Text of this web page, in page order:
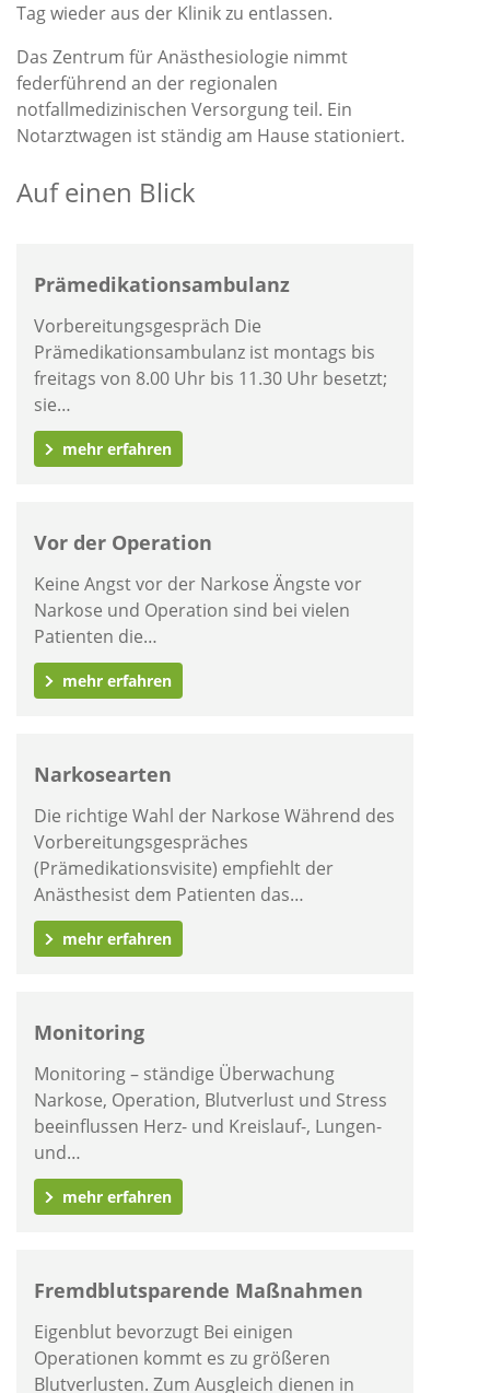
Tag wieder aus der Klinik zu entlassen.
Das Zentrum für Anästhesiologie nimmt
federführend an der regionalen
notfallmedizinischen Versorgung teil. Ein
Notarztwagen ist ständig am Hause stationiert.
Auf einen Blick
Prämedikationsambulanz
Vorbereitungsgespräch Die
Prämedikationsambulanz ist montags bis
freitags von 8.00 Uhr bis 11.30 Uhr besetzt;
sie…
mehr erfahren
Vor der Operation
Keine Angst vor der Narkose Ängste vor
Narkose und Operation sind bei vielen
Patienten die…
mehr erfahren
Narkosearten
Die richtige Wahl der Narkose Während des
Vorbereitungsgespräches
(Prämedikationsvisite) empfiehlt der
Anästhesist dem Patienten das…
mehr erfahren
Monitoring
Monitoring – ständige Überwachung
Narkose, Operation, Blutverlust und Stress
beeinflussen Herz- und Kreislauf-, Lungen-
und…
mehr erfahren
Fremdblutsparende Maßnahmen
Eigenblut bevorzugt Bei einigen
Operationen kommt es zu größeren
Blutverlusten. Zum Ausgleich dienen in